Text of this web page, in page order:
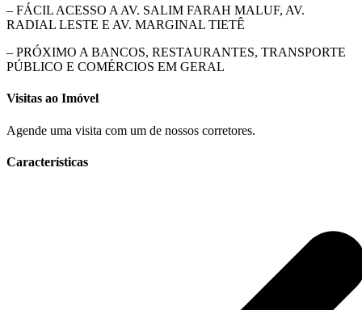
– FÁCIL ACESSO A AV. SALIM FARAH MALUF, AV.
RADIAL LESTE E AV. MARGINAL TIETÊ
– PRÓXIMO A BANCOS, RESTAURANTES, TRANSPORTE
PÚBLICO E COMÉRCIOS EM GERAL
Visitas ao Imóvel
Agende uma visita com um de nossos corretores.
Características